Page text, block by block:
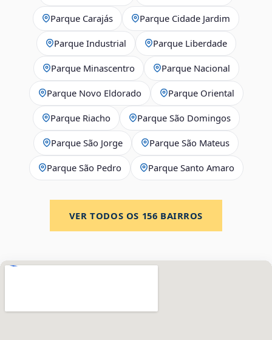
Parque Carajás Parque Cidade Jardim
Parque Industrial Parque Liberdade
Parque Minascentro Parque Nacional
Parque Novo Eldorado Parque Oriental
Parque Riacho Parque São Domingos
Parque São Jorge Parque São Mateus
Parque São Pedro Parque Santo Amaro
VER TODOS OS 156 BAIRROS